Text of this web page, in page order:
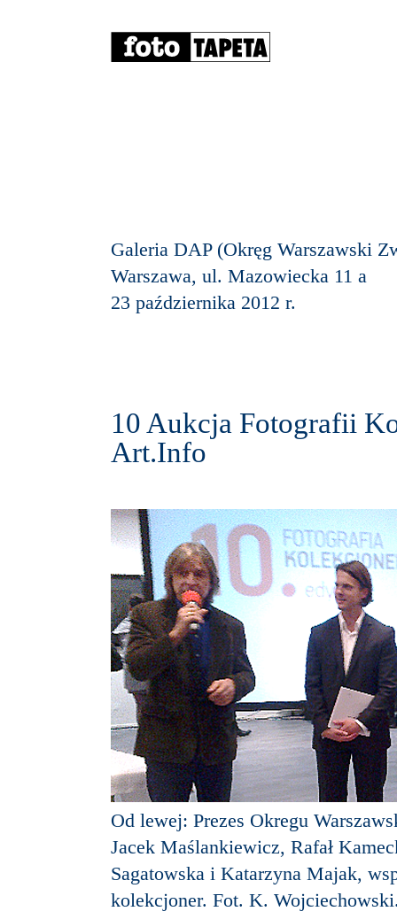
Galeria DAP (Okręg Warszawski
Warszawa, ul. Mazowiecka 11 a
23 października 2012 r.
10 Aukcja Fotografii
Art.Info
Od lewej: Prezes Okregu
Jacek Maślankiewicz, Rafał
Sagatowska i Katarzyna Majak,
kolekcjoner. Fot. K.